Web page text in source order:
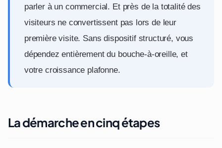
parler à un commercial. Et près de la totalité des
visiteurs ne convertissent pas lors de leur
première visite. Sans dispositif structuré, vous
dépendez entièrement du bouche-à-oreille, et
votre croissance plafonne.
La démarche en cinq étapes